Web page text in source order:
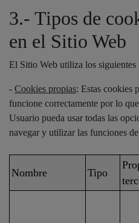
3.- Tipos de
en el Sitio Web
El Sitio Web utiliza los siguientes
- Cookies propias: Estas cookies
funcione correctamente por lo
Usuario pueda usar todas las
navegar y utilizar las funciones
Nombre Tipo